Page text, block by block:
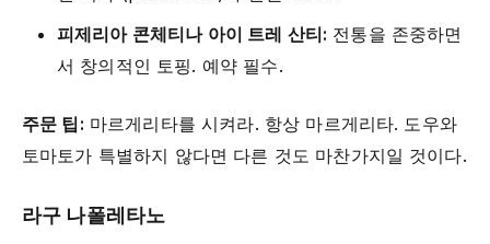
피제리아 콘체티나 아이 트레 산티: 전통을 존중하면
서 창의적인 토핑. 예약 필수.
주문 팁: 마르게리타를 시켜라. 항상 마르게리타. 도우와
토마토가 특별하지 않다면 다른 것도 마찬가지일 것이다.
라구 나폴레타노